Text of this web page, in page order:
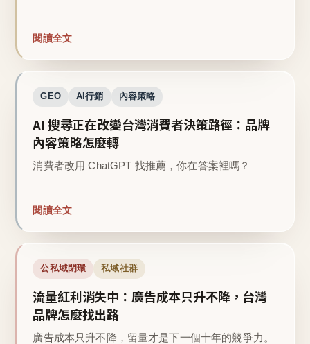
閱讀全文
GEO AI行銷 內容策略
AI 搜尋正在改變台灣消費者決策路徑：品牌
內容策略怎麼轉
消費者改用 ChatGPT 找推薦，你在答案裡嗎？
閱讀全文
公私域閉環 私域社群
流量紅利消失中：廣告成本只升不降，台灣
品牌怎麼找出路
廣告成本只升不降，留量才是下一個十年的競爭力。